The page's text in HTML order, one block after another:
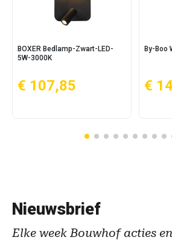
BOXER Bedlamp-Zwart-LED-
5W-3000K
€ 107,85
By-Boo
€
Nieuwsbrief
Elke week Bouwhof acties